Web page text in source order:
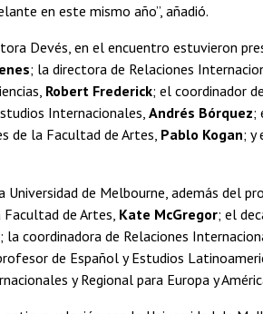
en este mismo año”, añadió.
Devés, en el encuentro estuvieron
; la directora de Relaciones
Robert Frederick; el coordinador
Internacionales, Andrés Bórquez;
de la Facultad de Artes, Pablo Kogan; y
Universidad de Melbourne, además del
de Artes, Kate McGregor; el
; la coordinadora de Relaciones
de Español y Estudios
y Regional para Europa y